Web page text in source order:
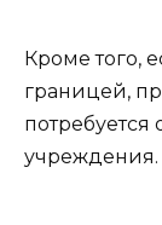
Кроме того,
границей,
потребуется
учреждения.